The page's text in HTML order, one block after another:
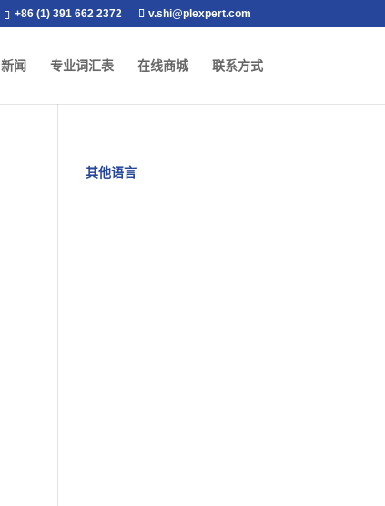
+86 (1) 391 662 2372 v.shi@plexpert.com
新闻 专业词汇表 在线商城 联系方式
其他语言